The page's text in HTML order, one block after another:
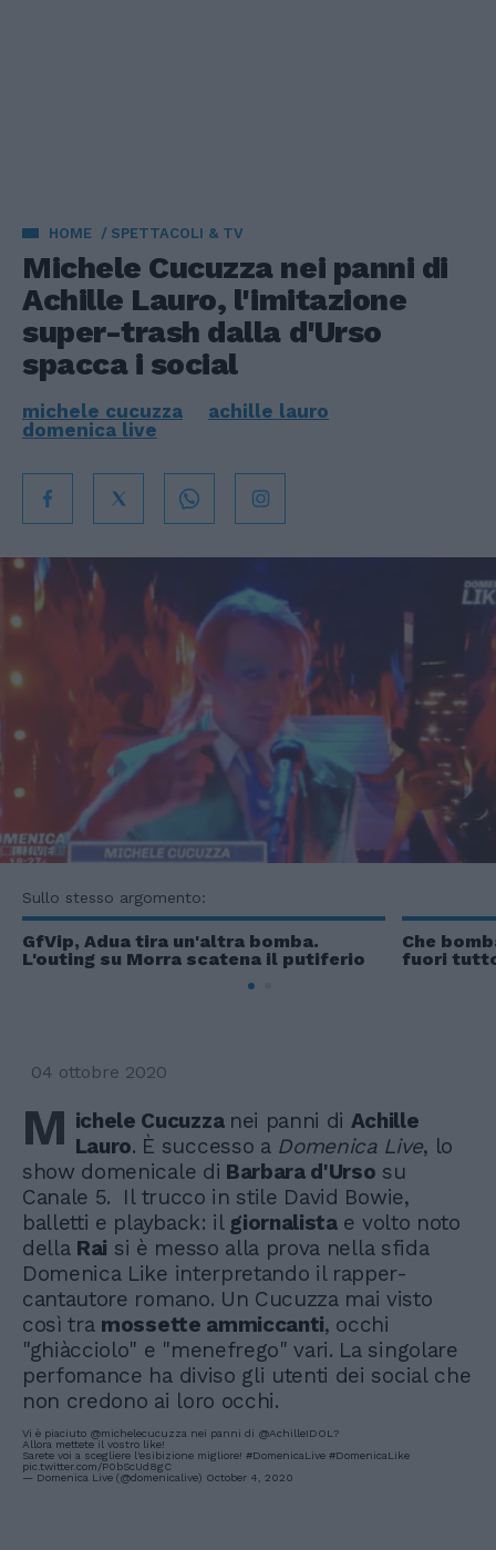
HOME SPETTACOLI & TV
Michele Cucuzza nei panni di
Achille Lauro, l'imitazione
super-trash dalla d'Urso
spacca i social
michele cucuzza
achille lauro
domenica live
Sullo stesso argomento:
GfVip, Adua tira un'altra bomba.
L'outing su Morra scatena il putiferio
Che
fuori
04 ottobre 2020
M ichele Cucuzza nei panni di Achille
Lauro. È successo a Domenica Live, lo
show domenicale di Barbara d'Urso su
Canale 5. Il trucco in stile David Bowie,
balletti e playback: il giornalistae volto noto
della Rai si è messo alla prova nella sfida
Domenica Like interpretando il rapper-
cantautore romano. Un Cucuzza mai visto
così tra mossette ammiccanti, occhi
"ghiàcciolo" e "menefrego" vari. La singolare
perfomance ha diviso gli utenti dei social che
non credono ai loro occhi.
Vi è piaciuto @michelecucuzza nei panni di @AchilleIDOL ? ‍
Allora mettete il vostro like!
Sarete voi a scegliere l'esibizione migliore! #DomenicaLive #DomenicaLike
pic.twitter.com/P0bScUd8gC
— Domenica Live (@domenicalive) October 4, 2020